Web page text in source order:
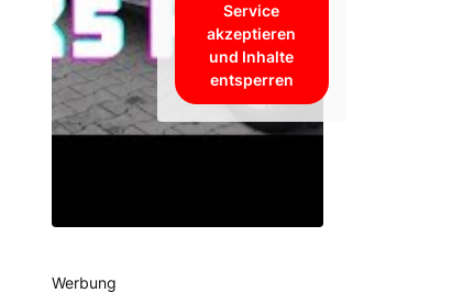
Service
akzeptieren
und Inhalte
entsperren
Werbung